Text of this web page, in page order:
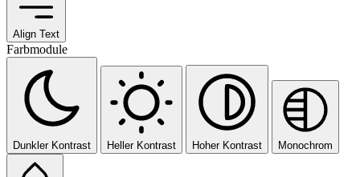
Align Text
Farbmodule
Dunkler Kontrast Heller Kontrast Hoher Kontrast Monochrom